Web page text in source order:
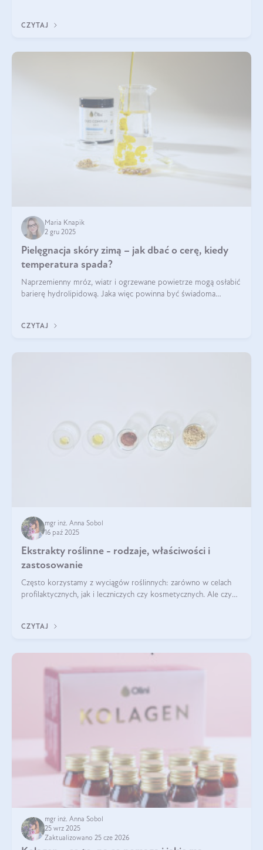
bydlęcy.
CZYTAJ
Maria Knapik
2 gru 2025
Pielęgnacja skóry zimą – jak dbać o cerę, kiedy
temperatura spada?
Naprzemienny mróz, wiatr i ogrzewane powietrze mogą osłabić
barierę hydrolipidową. Jaka więc powinna być świadoma
CZYTAJ
mgr inż. Anna Sobol
16 paź 2025
Ekstrakty roślinne - rodzaje, właściwości i
zastosowanie
Często korzystamy z wyciągów roślinnych: zarówno w celach
profilaktycznych, jak i leczniczych czy kosmetycznych. Ale czy
CZYTAJ
mgr inż. Anna Sobol
25 wrz 2025
Zaktualizowano 25 cze 2026